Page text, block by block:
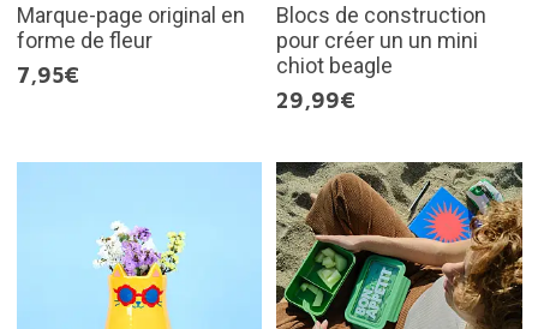
Marque-page original en
forme de fleur
7,95€
Blocs de construction
pour créer un un mini
chiot beagle
29,99€